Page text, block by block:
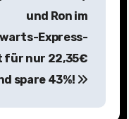
und Ron im
Express-
für nur 22,35€
spare 43%!